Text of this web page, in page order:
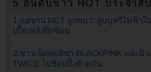
5 อันดับข่าว HOT ประจำสั
1.แฮชาน NCT ถูกพบว่าสูบบุหรี่ไฟฟ้าใ
เบื้องหลังฝึกซ้อม
2.ชาวเน็ตพบลิซ่า BLACKPINK และมิน
TWICE ไปช้อปปิ้งด้วยกัน